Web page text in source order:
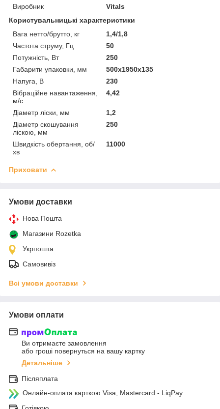
Виробник
Vitals
Користувальницькі характеристики
Вага нетто/брутто, кг
1,4/1,8
Частота струму, Гц
50
Потужність, Вт
250
Габарити упаковки, мм
500х1950х135
Напуга, В
230
Вібраційне навантаження,
м/c
4,42
Діаметр ліски, мм
1,2
Діаметр скошування
ліскою, мм
250
Швидкість обертання, об/
хв
11000
Приховати
Умови доставки
Нова Пошта
Магазини Rozetka
Укрпошта
Самовивіз
Всі умови доставки
Умови оплати
Ви отримаєте замовлення
або гроші повернуться на вашу картку
Детальніше
Післяплата
Онлайн-оплата карткою Visa, Mastercard - LiqPay